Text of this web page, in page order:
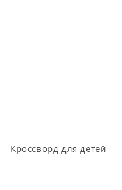
Рубрика
записи:
Кроссворд для детей